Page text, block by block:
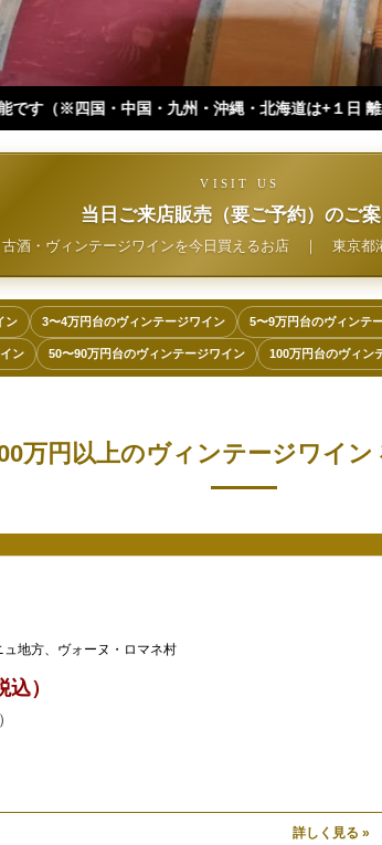
沖縄・北海道は+１日 離島などは更に+ となりま
VISIT US
当日ご来店販売（要ご予約）のご
古酒・ヴィンテージワインを今日買えるお店｜ 東京都
ン 3〜4万円台のヴィンテージワイン 5〜9万円台のヴィンテ
ン 50〜90万円台のヴィンテージワイン 100万円台のヴィン
万円以上のヴィンテージワイン
地方、ヴォーヌ・ロマネ村
）
詳しく見る »